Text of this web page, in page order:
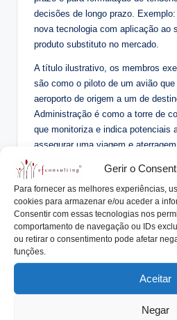
Gerir o
Para fornecer as melhores experiências,
cookies para armazenar e/ou aceder a
Consentir com essas tecnologias nos
comportamento de navegação ou IDs
ou retirar o consentimento pode afetar
funções.
Aceitar
Negar
decisões de longo prazo.
nova tecnologia com aplicação ao
produto substituto no mercado.
A título ilustrativo, os membros
são como o piloto de um avião
aeroporto de origem a um de
Administração é como a torre de
que monitoriza e indica potenciais
assegurar uma viagem e aterragem
Temas para Reflexão:
Quais os
importantes para
constante pelo
Administração?